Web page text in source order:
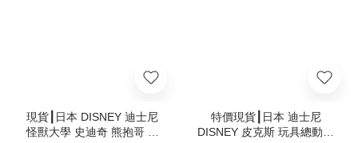
現貨┃日本 DISNEY 迪士尼
怪獸大學 史迪奇 熊抱哥 柴
特價現貨┃日本 迪士尼
DISNEY 皮克斯 玩具總動員